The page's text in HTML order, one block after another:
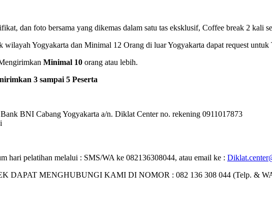
dan foto bersama yang dikemas dalam satu tas eksklusif, Coffee break 2 kali
Yogyakarta dan Minimal 12 Orang di luar Yogyakarta dapat request
Minimal 10 orang atau lebih.
3 sampai 5 Peserta
BNI Cabang Yogyakarta a/n. Diklat Center no. rekening 0911017873
hari pelatihan melalui : SMS/WA ke 082136308044, atau email ke :
MENGHUBUNGI KAMI DI NOMOR : 082 136 308 044 (Telp. &